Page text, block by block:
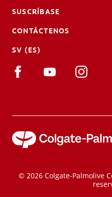
SUSCRÍBASE
CONTÁCTENOS
SV (ES)
© 2026 Colgate-Palmolive